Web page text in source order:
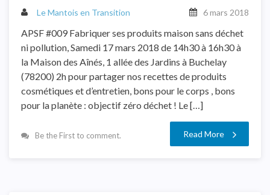
Le Mantois en Transition 6 mars 2018
APSF #009 Fabriquer ses produits maison sans déchet
ni pollution, Samedi 17 mars 2018 de 14h30 à 16h30 à
la Maison des Aînés, 1 allée des Jardins à Buchelay
(78200) 2h pour partager nos recettes de produits
cosmétiques et d’entretien, bons pour le corps , bons
pour la planète : objectif zéro déchet ! Le […]
Be the First to comment. Read More